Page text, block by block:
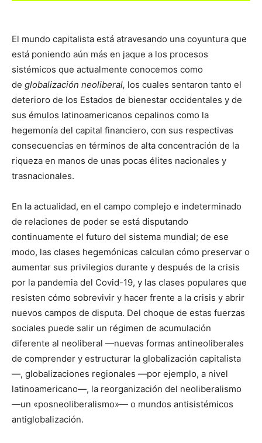
El mundo capitalista está atravesando una coyuntura que
está poniendo aún más en jaque a los procesos
sistémicos que actualmente conocemos como
de globalización neoliberal, los cuales sentaron tanto el
deterioro de los Estados de bienestar occidentales y de
sus émulos latinoamericanos cepalinos como la
hegemonía del capital financiero, con sus respectivas
consecuencias en términos de alta concentración de la
riqueza en manos de unas pocas élites nacionales y
trasnacionales.
En la actualidad, en el campo complejo e indeterminado
de relaciones de poder se está disputando
continuamente el futuro del sistema mundial; de ese
modo, las clases hegemónicas calculan cómo preservar o
aumentar sus privilegios durante y después de la crisis
por la pandemia del Covid-19, y las clases populares que
resisten cómo sobrevivir y hacer frente a la crisis y abrir
nuevos campos de disputa. Del choque de estas fuerzas
sociales puede salir un régimen de acumulación
diferente al neoliberal —nuevas formas antineoliberales
de comprender y estructurar la globalización capitalista
—, globalizaciones regionales —por ejemplo, a nivel
latinoamericano—, la reorganización del neoliberalismo
—un «posneoliberalismo»— o mundos antisistémicos
antiglobalización.